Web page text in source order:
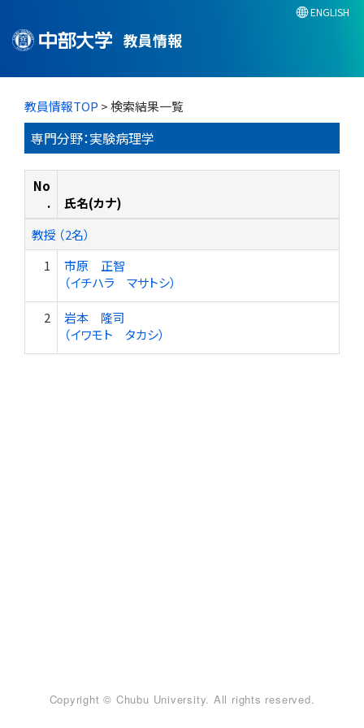
教員情報
ENGLISH
教員情報TOP > 検索結果一覧
専門分野：実験病理学
No
.
氏名(カナ)
教授 （2名）
1
市原 正智
（イチハラ マサトシ）
2
岩本 隆司
（イワモト タカシ）
Copyright © Chubu University. All rights reserved.